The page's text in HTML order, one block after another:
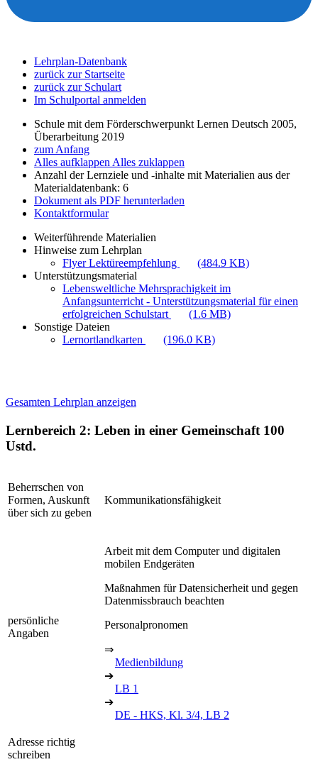
Lehrplan-Datenbank
zurück zur Startseite
zurück zur Schulart
Im Schulportal anmelden
Schule mit dem Förderschwerpunkt Lernen Deutsch 2005,
Überarbeitung 2019
zum Anfang
Alles aufklappen Alles zuklappen
Anzahl der Lernziele und -inhalte mit Materialien aus der
Materialdatenbank: 6
Dokument als PDF herunterladen
Kontaktformular
Weiterführende Materialien
Hinweise zum Lehrplan
Flyer Lektüreempfehlung
(484.9 KB)
Unterstützungsmaterial
Lebensweltliche Mehrsprachigkeit im
Anfangsunterricht - Unterstützungsmaterial für einen
erfolgreichen Schulstart
(1.6 MB)
Sonstige Dateien
Lernortlandkarten
(196.0 KB)
Gesamten Lehrplan anzeigen
Lernbereich 2: Leben in einer Gemeinschaft 100
Ustd.
Beherrschen von
Formen, Auskunft
über sich zu geben
Kommunikationsfähigkeit
persönliche
Angaben
Arbeit mit dem Computer und digitalen
mobilen Endgeräten
Maßnahmen für Datensicherheit und gegen
Datenmissbrauch beachten
Personalpronomen
⇒
Medienbildung
➔
LB 1
➔
DE - HKS, Kl. 3/4, LB 2
Adresse richtig
schreiben